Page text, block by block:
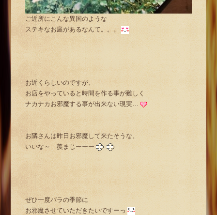
ご近所にこんな異国のような
ステキなお庭があるなんて。。。
お近くらしいのですが、
お店をやっていると時間を作る事が難しく
ナカナカお邪魔する事が出来ない現実…
お隣さんは昨日お邪魔して来たそうな。
いいな～ 羨まじーーー
ぜひ一度バラの季節に
お邪魔させていただきたいですーっ